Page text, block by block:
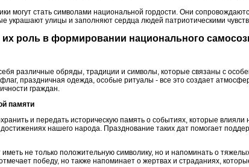
могут стать символами национальной гордости. Они
украшают улицы и заполняют сердца людей патриотическими
их роль в формировании национального
различные обряды, традиции и символы, которые связаны с
праздничная одежда, особые ритуалы - все это создает
граждан.
памяти
и передать историческую память о событиях, которые
нашего народа. Празднование таких дат помогает
иметь не только положительную символику, но и напоминать о
победу, но также напоминает о жертвах и страданиях,